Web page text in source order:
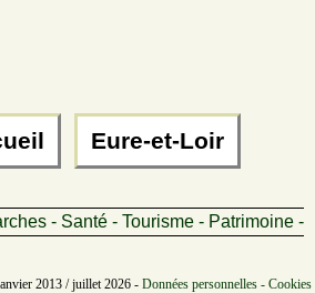
Eure-et-Loir
- Santé - Tourisme - Patrimoine -
2013 / juillet 2026 - Données personnelles -